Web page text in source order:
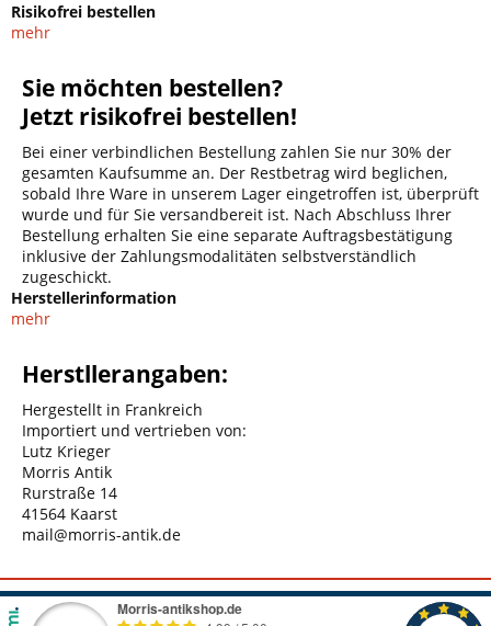
Risikofrei bestellen
mehr
Sie möchten bestellen?
Jetzt risikofrei bestellen!
Bei einer verbindlichen Bestellung zahlen Sie nur 30% der
gesamten Kaufsumme an. Der Restbetrag wird beglichen,
sobald Ihre Ware in unserem Lager eingetroffen ist, überprüft
wurde und für Sie versandbereit ist. Nach Abschluss Ihrer
Bestellung erhalten Sie eine separate Auftragsbestätigung
inklusive der Zahlungsmodalitäten selbstverständlich
zugeschickt.
Herstellerinformation
mehr
Herstllerangaben:
Hergestellt in Frankreich
Importiert und vertrieben von:
Lutz Krieger
Morris Antik
Rurstraße 14
41564 Kaarst
mail@morris-antik.de